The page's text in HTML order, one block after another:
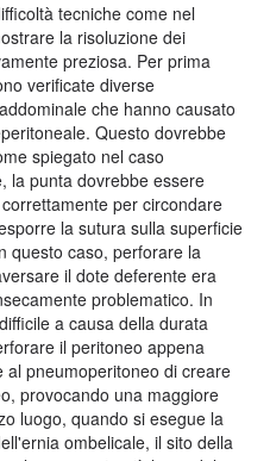
tecniche come nel
la risoluzione dei
preziosa. Per prima
verificate diverse
che hanno causato
Questo dovrebbe
spiegato nel caso
la punta dovrebbe essere
per circondare
la sutura sulla superficie
questo caso, perforare la
il dote deferente era
problematico. In
a causa della durata
il peritoneo appena
pneumoperitoneo di creare
provocando una maggiore
luogo, quando si esegue la
ombelicale, il sito della